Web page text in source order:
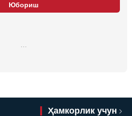
Юбориш
Ҳамкорлик учун